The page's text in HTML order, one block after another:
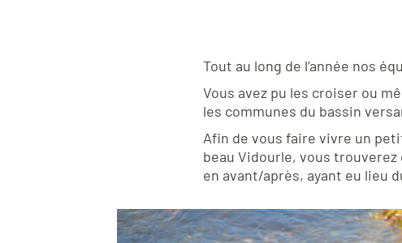
Tout au long de l’année nos
Vous avez pu les croiser ou
les communes du bassin
Afin de vous faire vivre un
beau Vidourle, vous
en avant/après, ayant eu lieu